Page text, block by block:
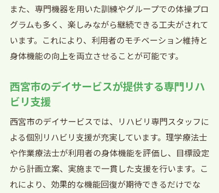
また、専門機器を用いた訓練やグループでの体操プロ
グラムも多く、楽しみながら継続できる工夫がされて
います。これにより、利用者のモチベーション維持と
身体機能の向上を両立させることが可能です。
西宮市のデイサービスが提供する専門リハ
ビリ支援
西宮市のデイサービスでは、リハビリ専門スタッフに
よる個別リハビリ支援が充実しています。理学療法士
や作業療法士が利用者の身体機能を評価し、目標設定
から計画立案、実施まで一貫した支援を行います。こ
れにより、効果的な機能回復が期待できるだけでな